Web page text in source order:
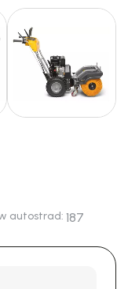
autostrad: 187